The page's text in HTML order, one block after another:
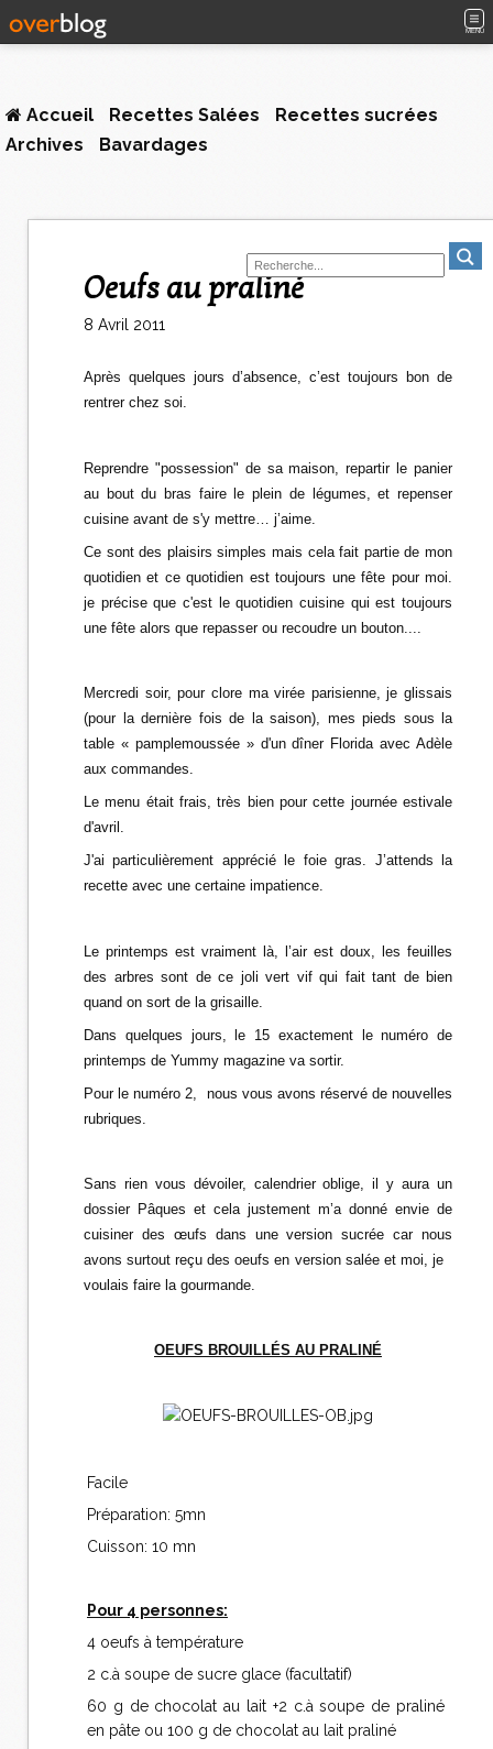
MENU
Accueil Recettes Salées
Recettes sucrées
Archives
Bavardages
Oeufs au praliné
8 Avril 2011
Après quelques jours d’absence, c’est toujours bon de
rentrer chez soi.
Reprendre "possession" de sa maison, repartir le panier
au bout du bras faire le plein de légumes, et repenser
cuisine avant de s'y mettre… j’aime.
Ce sont des plaisirs simples mais cela fait partie de mon
quotidien et ce quotidien est toujours une fête pour moi.
je précise que c'est le quotidien cuisine qui est toujours
une fête alors que repasser ou recoudre un bouton....
Mercredi soir, pour clore ma virée parisienne, je glissais
(pour la dernière fois de la saison), mes pieds sous la
table « pamplemoussée » d'un dîner Florida avec Adèle
aux commandes.
Le menu était frais, très bien pour cette journée estivale
d'avril.
J'ai particulièrement apprécié le foie gras. J’attends la
recette avec une certaine impatience.
Le printemps est vraiment là, l’air est doux, les feuilles
des arbres sont de ce joli vert vif qui fait tant de bien
quand on sort de la grisaille.
Dans quelques jours, le 15 exactement le numéro de
printemps de Yummy magazine va sortir.
Pour le numéro 2, nous vous avons réservé de nouvelles
rubriques.
Sans rien vous dévoiler, calendrier oblige, il y aura un
dossier Pâques et cela justement m’a donné envie de
cuisiner des œufs dans une version sucrée car nous
avons surtout reçu des oeufs en version salée et moi, je
voulais faire la gourmande.
OEUFS BROUILLÉS AU PRALINÉ
Facile
Préparation: 5mn
Cuisson: 10 mn
Pour 4 personnes:
4 oeufs à température
2 c.à soupe de sucre glace (facultatif)
60 g de chocolat au lait +2 c.à soupe de praliné
en pâte ou 100 g de chocolat au lait praliné